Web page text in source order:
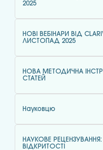
2025
НОВІ ВЕБІНАРИ ВІД
ЛИСТОПАД 2025
НОВА МЕТОДИЧНА
СТАТЕЙ
Науковцю
НАУКОВЕ
ВІДКРИТОСТІ